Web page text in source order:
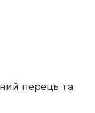
перець та